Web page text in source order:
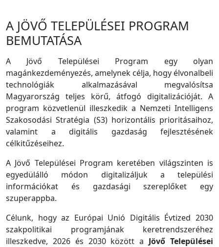
A JÖVŐ TELEPÜLÉSEI PROGRAM
BEMUTATÁSA
A Jövő Települései Program egy olyan
magánkezdeményezés, amelynek célja, hogy élvonalbeli
technológiák alkalmazásával megvalósítsa
Magyarország teljes körű, átfogó digitalizációját. A
program közvetlenül illeszkedik a Nemzeti Intelligens
Szakosodási Stratégia (S3) horizontális prioritásaihoz,
valamint a digitális gazdaság fejlesztésének
célkitűzéseihez.
A Jövő Települései Program keretében világszinten is
egyedülálló módon digitalizáljuk a települési
információkat és gazdasági szereplőket egy
szuperappba.
Célunk, hogy az Európai Unió Digitális Évtized 2030
szakpolitikai programjának keretrendszeréhez
illeszkedve, 2026 és 2030 között a Jövő Települései